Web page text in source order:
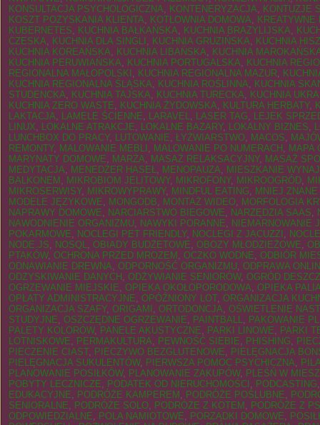
KONSULTACJA PSYCHOLOGICZNA, KONTENERYZACJA, KONTUZJE
KOSZT POZYSKANIA KLIENTA, KOTŁOWNIA DOMOWA, KREATYWNE
KUBERNETES, KUCHNIA BAŁKAŃSKA, KUCHNIA BRAZYLIJSKA,
CZESKA, KUCHNIA DLA SINGLI , KUCHNIA GRUZIŃSKA, KUCHNIA
KUCHNIA KOREAŃSKA, KUCHNIA LIBAŃSKA, KUCHNIA
KUCHNIA PERUWIAŃSKA, KUCHNIA PORTUGALSKA, KUCHNIA
REGIONALNA MAŁOPOLSKI , KUCHNIA REGIONALNA MAZUR,
KUCHNIA REGIONALNA ŚLĄSKA, KUCHNIA ROŚLINNA, KUCHNIA
STUDENCKA, KUCHNIA TAJSKA, KUCHNIA TURECKA, KUCHNIA
KUCHNIA ZERO WASTE, KUCHNIA ŻYDOWSKA, KULTURA HERBATY,
LAKTACJA, LAMELE ŚCIENNE, LARAVEL, LASER TAG, LEJEK
LINUX, LOKALNE ATRAKCJE, LOKALNE BAZARY, LOKALNY BIZNES,
LUNCHBOX DO PRACY, LUTOWANIE, ŁYŻWIARSTWO, MACOS,
REMONTY, MALOWANIE MEBLI , MALOWANIE PO NUMERACH , MAPA
MARYNATY DOMOWE, MARŻA, MASAŻ RELAKSACYJNY, MASAŻ
MEDYTACJA, MENEDŻER HASEŁ, MENOPAUZA, MIESZKANIE
BALKONEM , MIKROBIOM JELITOWY, MIKROFONY, MIKROOGRÓD,
MIKROSERWISY, MIKROWYPRAWY, MINDFUL EATING, MNIEJ
MODELE JĘZYKOWE, MONGODB, MONTAŻ WIDEO, MORFOLOGIA
NAPRAWY DOMOWE, NARCIARSTWO BIEGOWE, NARZĘDZIA SAAS,
NAWODNIENIE ORGANIZMU, NAWYKI PORANNE, NIEMARNOWANIE
POKARMOWE, NOCLEGI PET FRIENDLY, NOCLEGI Z JACUZZI ,
NODE.JS, NOSQL, OBIADY BUDŻETOWE, OBOZY MŁODZIEŻOWE,
PTAKÓW, OCHRONA PRZED MROZEM , OCZKO WODNE, ODBIÓR
ODNAWIANIE DREWNA, ODPORNOŚĆ ORGANIZMU, ODPRAWA
ODZYSKIWANIE DANYCH , ODŻYWIANIE SENIORÓW, OGRÓD
OGRZEWANIE MIEJSKIE, OPIEKA OKOŁOPORODOWA, OPIEKA
OPŁATY ADMINISTRACYJNE, OPÓŹNIONY LOT, ORGANIZACJA
ORGANIZACJA SZAFY, ORIGAMI , ORTODONCJA, OŚWIETLENIE
STUDYJNE, OSZCZĘDNE OGRZEWANIE, PAINTBALL, PAKOWANIE
PALETY KOLORÓW, PANELE AKUSTYCZNE, PARKI LINOWE, PARKI
LOTNISKOWE, PERMAKULTURA, PEWNOŚĆ SIEBIE, PHISHING,
PIECZENIE CIAST, PIECZYWO BEZGLUTENOWE, PIELĘGNACJA
PIELĘGNACJA SUKULENTÓW, PIERWSZA POMOC PSYCHICZNA,
PLANOWANIE POSIŁKÓW, PLANOWANIE ZAKUPÓW, PLEŚŃ W
POBYTY LECZNICZE, PODATEK OD NIERUCHOMOŚCI , PODCASTING
EDUKACYJNE, PODRÓŻE KAMPEREM , PODRÓŻE POŚLUBNE,
SENIORALNE, PODRÓŻE SOLO, PODRÓŻE Z KOTEM , PODRÓŻE Z
ODPOWIEDZIALNE, POLA NAMIOTOWE, PORZĄDKI DOMOWE,